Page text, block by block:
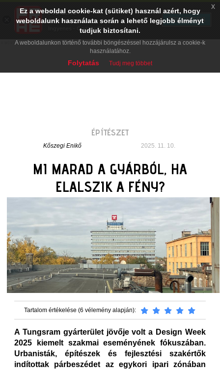
ÉPÍTÉSZET
Kőszegi Enikő 2025. 11. 10.
MI MARAD A GYÁRBÓL, HA
ELALSZIK A FÉNY?
Tartalom értékelése (6 vélemény alapján):
A Tungsram gyárterület jövője volt a Design Week
2025 kiemelt szakmai eseményének fókuszában.
Urbanisták, építészek és fejlesztési szakértők
indítottak párbeszédet az egykori ipari zónában
Ez a weboldal cookie-kat (sütiket) használ azért, hogy
weboldalunk használata során a lehető legjobb élményt
tudjuk biztosítani.
A weboldalunkon történő további böngészéssel hozzájárulsz a cookie-k
használatához.
Folytatás Tudj meg többet
x
PRAE.HU
Digital Evolution
Ingyenes - Google Play
TELEPÍTÉS